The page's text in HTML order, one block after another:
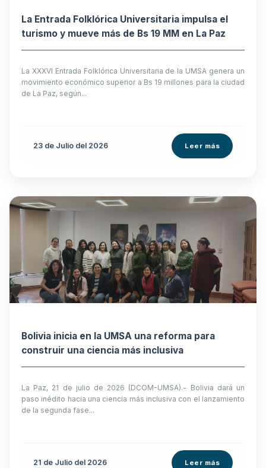
La Entrada Folklórica Universitaria impulsa el
turismo y mueve más de Bs 19 MM en La Paz
La XXXVI Entrada Folklórica Universitaria de la UMSA genera un
movimiento económico superior a Bs 19 millones para la ciudad
de La Paz, según...
23 de Julio del 2026 Leer más
Bolivia inicia en la UMSA una reforma para
construir una ciencia más inclusiva
La Paz, 21 de julio de 2026 (DCOM-UMSA).- Bolivia dará un
paso inédito hacia una ciencia más inclusiva con el lanzamiento
de la segunda fase...
21 de Julio del 2026 Leer más